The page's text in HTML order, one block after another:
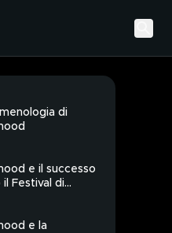
di
e il successo
il Festival di
e la